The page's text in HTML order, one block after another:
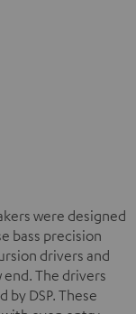
were designed
bass precision
drivers and
The drivers
by DSP. These